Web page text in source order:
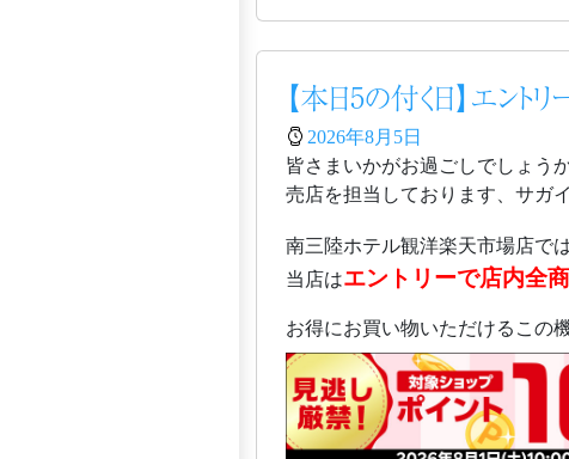
【本日5の付く日】エン
2026年8月5日
皆さまいかがお過ごしでしょう
売店を担当しております、サガ
南三陸ホテル観洋楽天市場店で
当店はエントリーで店内全
お得にお買い物いただけるこの